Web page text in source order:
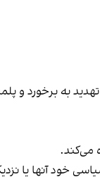
به برخورد و پلمب
می‌کند.
خود آنها یا